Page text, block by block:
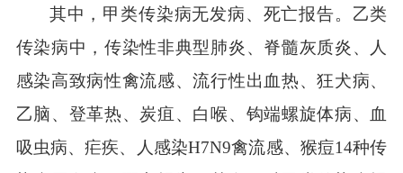
其中，甲类传染病无发病、死亡报告。乙类
传染病中，传染性非典型肺炎、脊髓灰质炎、人
感染高致病性禽流感、流行性出血热、狂犬病、
乙脑、登革热、炭疽、白喉、钩端螺旋体病、血
吸虫病、疟疾、人感染H7N9禽流感、猴痘14种传